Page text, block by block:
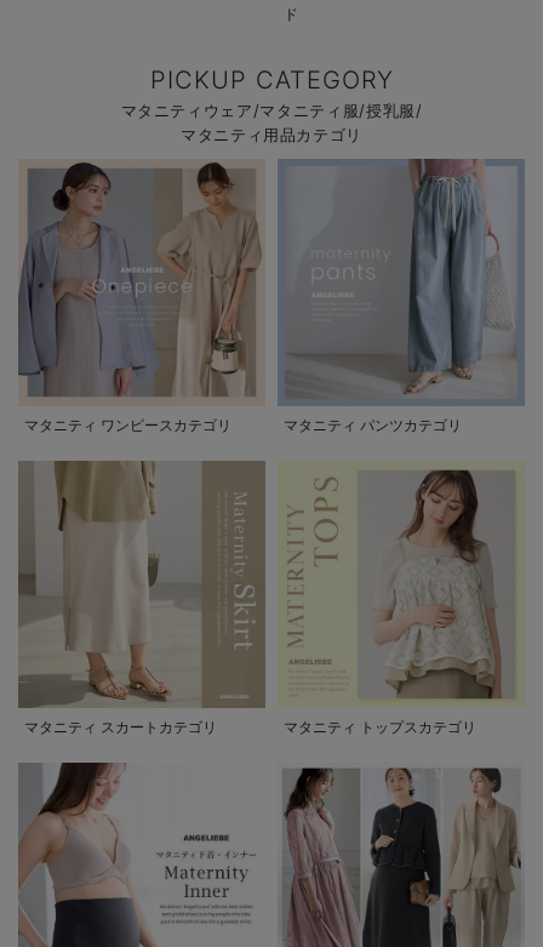
ド
PICKUP CATEGORY
マタニティウェア/マタニティ服/授乳服/
マタニティ用品カテゴリ
マタニティ ワンピースカテゴリ マタニティ パンツカテゴリ
マタニティ スカートカテゴリ マタニティ トップスカテゴリ